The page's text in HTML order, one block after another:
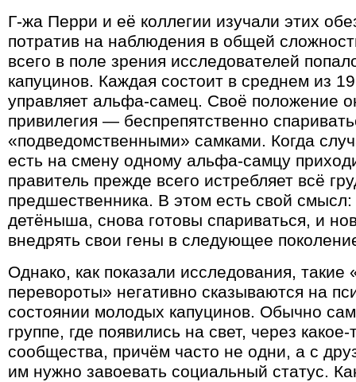
Г-жа Перри и её коллегии изучали этих
потратив на наблюдения в общей
всего в поле зрения исследователей
капуцинов. Каждая состоит в среднем из
управляет альфа-самец. Своё положение
привилегия — беспрепятственно
«подведомственными» самками. Когда
есть на смену одному альфа-самцу
правитель прежде всего истребляет всё
предшественника. В этом есть свой смысл:
детёныша, снова готовы спариваться, и
внедрять свои гены в следующее
Однако, как показали исследования, такие
перевороты» негативно сказываются на
состоянии молодых капуцинов. Обычно
группе, где появились на свет, через
сообщества, причём часто не одни, а с
им нужно завоевать социальный статус.